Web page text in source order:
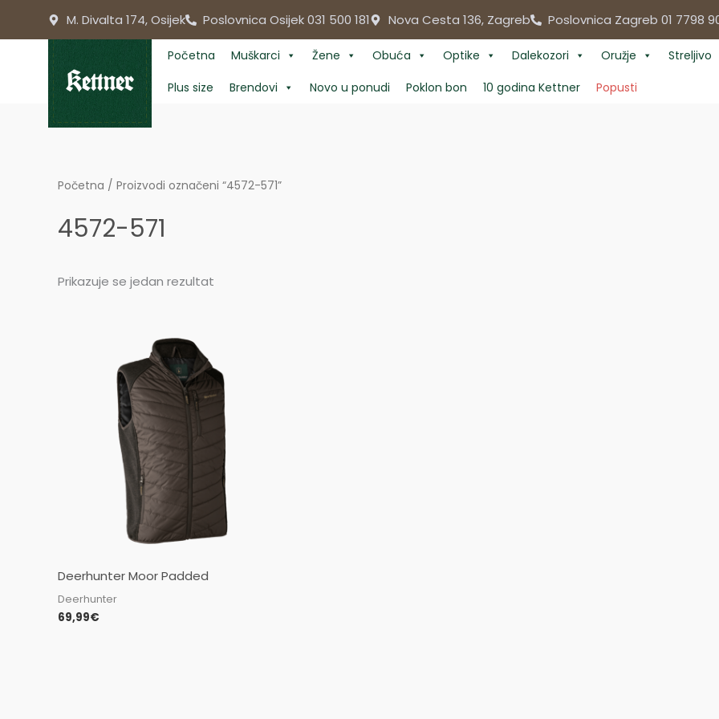
M. Divalta 174, Osijek Poslovnica Osijek 031 500 181 Nova Cesta 136, Zagreb Poslovnica Zagreb 01 7798
Početna Muškarci Žene Obuća Optike Dalekozori Oružje Streljivo
Plus size
Brendovi Novo u ponudi Poklon bon 10 godina Kettner Popusti
Početna / Proizvodi označeni “4572-571”
4572-571
Prikazuje se jedan rezultat
Deerhunter Moor Padded
Deerhunter
69,99€